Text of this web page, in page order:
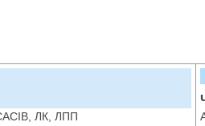
ЛК, ЛПП